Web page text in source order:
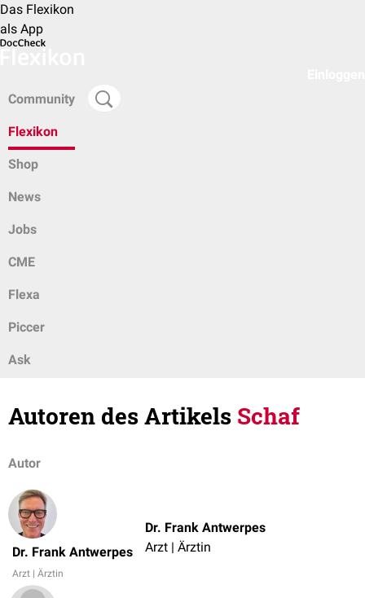
Das Flexikon
als App
Community
Flexikon
Shop
News
Jobs
CME
Flexa
Piccer
Ask
Autoren des Artikels Schaf
Autor
Dr. Frank Antwerpes
Arzt | Ärztin
Dr. Frank Antwerpes
Arzt | Ärztin